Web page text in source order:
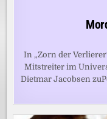
In „Zorn der
Mitstreiter im
Dietmar Jacobsen